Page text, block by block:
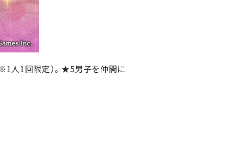
人1回限定）。★5男子を仲間に